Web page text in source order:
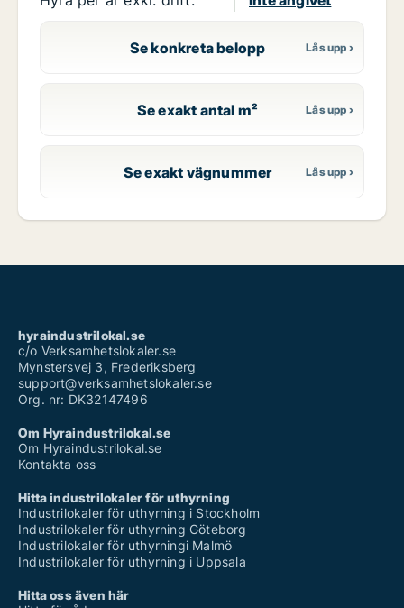
Se konkreta belopp
Se exakt antal m²
Se exakt vägnummer
hyraindustrilokal.se
c/o Verksamhetslokaler.se
Mynstersvej 3, Frederiksberg
support@verksamhetslokaler.se
Org. nr: DK32147496
Om Hyraindustrilokal.se
Om Hyraindustrilokal.se
Kontakta oss
Hitta industrilokaler för uthyrning
Industrilokaler för uthyrning i Stockholm
Industrilokaler för uthyrning Göteborg
Industrilokaler för uthyrningi Malmö
Industrilokaler för uthyrning i Uppsala
Hitta oss även här